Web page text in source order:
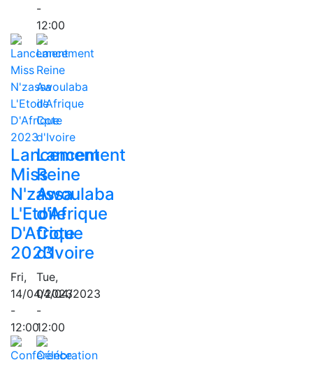
-
12:00
Lancement
Miss
N'zassa
L'Etoile
D'Afrique
2023
Fri,
14/04/2023
-
12:00
Lancement
Reine
Awoulaba
d'Afrique
Cote
d'Ivoire
Tue,
04/04/2023
-
12:00